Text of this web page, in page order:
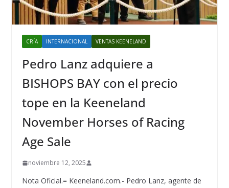
CRÍA INTERNACIONAL VENTAS KEENELAND
Pedro Lanz adquiere a
BISHOPS BAY con el precio
tope en la Keeneland
November Horses of Racing
Age Sale
noviembre 12, 2025
Nota Oficial.= Keeneland.com.- Pedro Lanz, agente de